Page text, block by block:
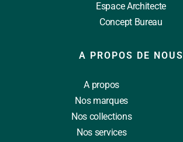
Espace Architecte
Concept Bureau
A PROPOS DE NOUS
A propos
Nos marques
Nos collections
Nos services